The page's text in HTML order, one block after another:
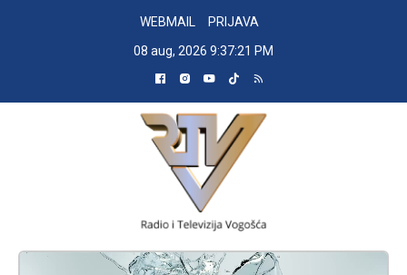
WEBMAIL
PRIJAVA
08 aug, 2026 9:37:22 PM
RADIO TELEVIZIJA VOGOŠĆA